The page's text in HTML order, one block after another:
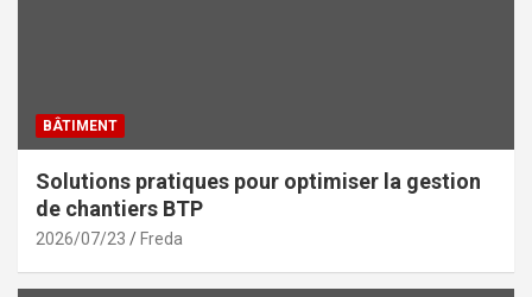
BÂTIMENT
Solutions pratiques pour optimiser la gestion
de chantiers BTP
2026/07/23 Freda